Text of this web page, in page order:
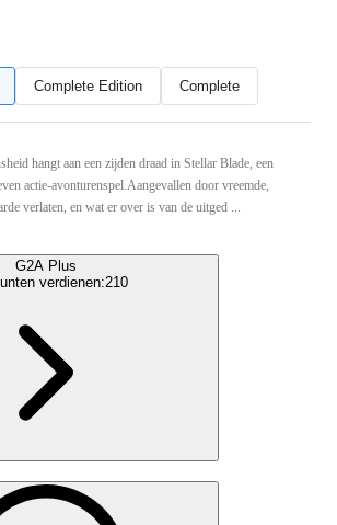
Complete Edition Complete
hangt aan een zijden draad in Stellar Blade, een
actie-avonturenspel.Aangevallen door vreemde,
verlaten, en wat er over is van de uitged ...
G2A Plus
verdienen:210